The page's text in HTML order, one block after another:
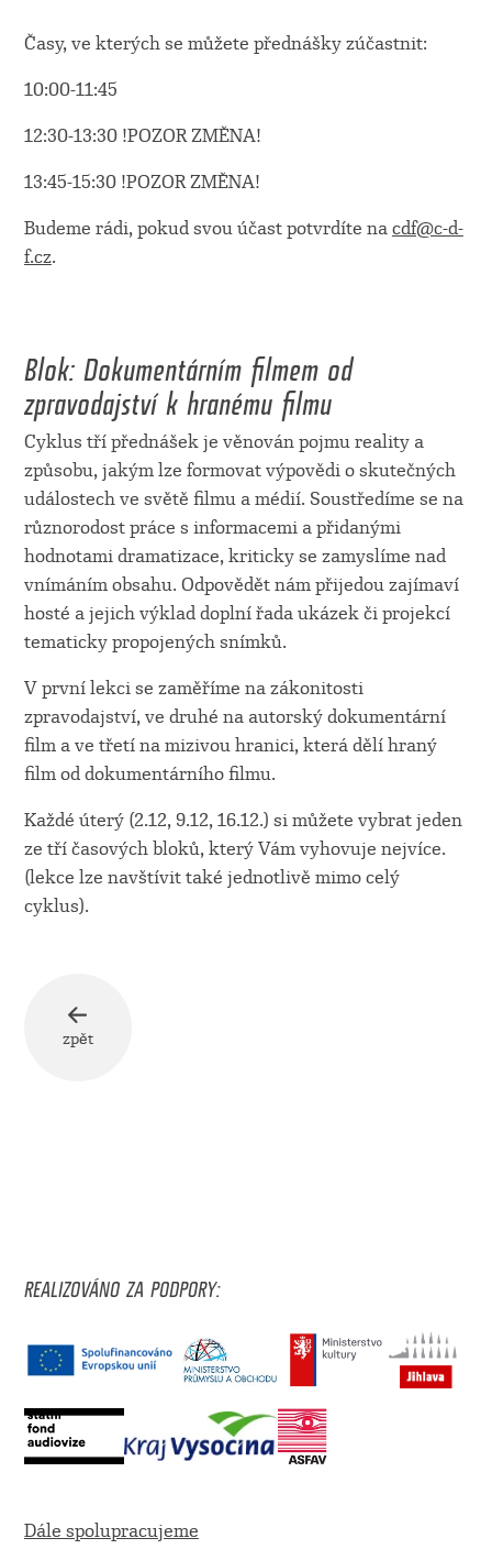
Časy, ve kterých se můžete přednášky zúčastnit:
10:00-11:45
12:30-13:30 !POZOR ZMĚNA!
13:45-15:30 !POZOR ZMĚNA!
Budeme rádi, pokud svou účast potvrdíte na cdf@c-d-
f.cz.
Blok: Dokumentárním filmem od
zpravodajství k hranému filmu
Cyklus tří přednášek je věnován pojmu reality a
způsobu, jakým lze formovat výpovědi o skutečných
událostech ve světě filmu a médií. Soustředíme se na
různorodost práce s informacemi a přidanými
hodnotami dramatizace, kriticky se zamyslíme nad
vnímáním obsahu. Odpovědět nám přijedou zajímaví
hosté a jejich výklad doplní řada ukázek či projekcí
tematicky propojených snímků.
V první lekci se zaměříme na zákonitosti
zpravodajství, ve druhé na autorský dokumentární
film a ve třetí na mizivou hranici, která dělí hraný
film od dokumentárního filmu.
Každé úterý (2.12, 9.12, 16.12.) si můžete vybrat jeden
ze tří časových bloků, který Vám vyhovuje nejvíce.
(lekce lze navštívit také jednotlivě mimo celý
cyklus).
zpět
REALIZOVÁNO ZA PODPORY:
Dále spolupracujeme